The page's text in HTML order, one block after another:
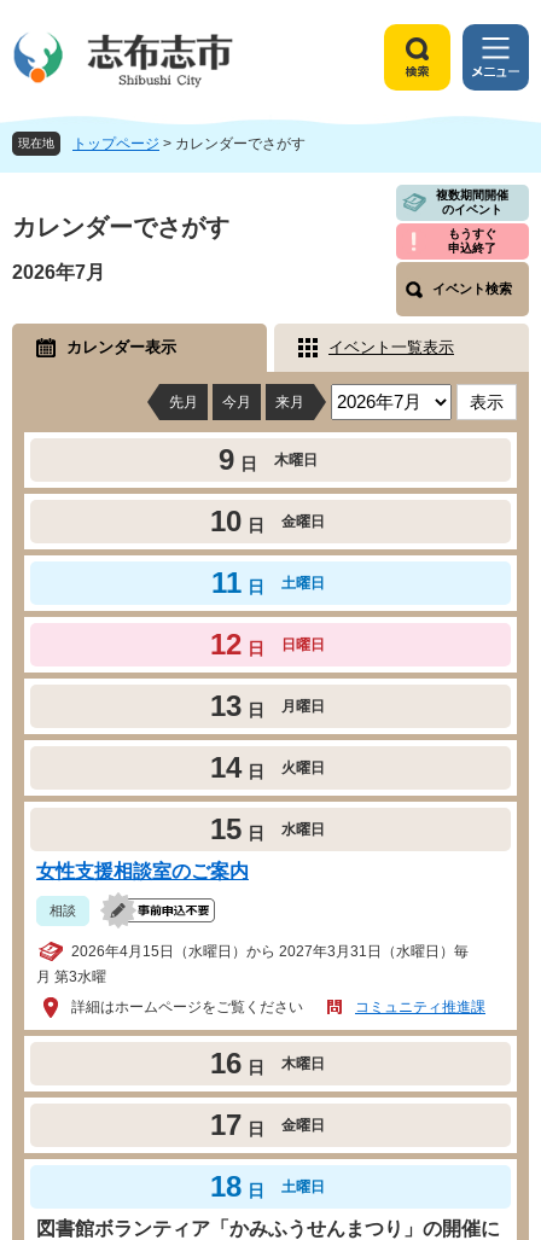
ジ
頭
ュ
飛
本
文
索
メ
ニ
ュ
現在地 トップページ > カレンダーでさがす
文
カレンダーでさがす
複数期間開催
のイベント
もうすぐ
申込終了
イベント検索
2026年7月
カレンダー表示 イベント一覧表示
先月 今月 来月
9 日 木曜日
10 日 金曜日
11 日 土曜日
12 日 日曜日
13 日 月曜日
14 日 火曜日
15 日 水曜日
女性支援相談室のご案内
相談
2026年4月15日（水曜日）から 2027年3月31日（水曜日）毎
月 第3水曜
詳細はホームページをご覧ください
コミュニティ推進課
16 日 木曜日
17 日 金曜日
18 日 土曜日
図書館ボランティア「かみふうせんまつり」の開催に